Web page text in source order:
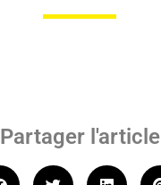
Partager l'article